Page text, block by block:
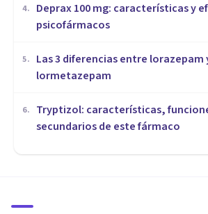
4.
Deprax 100 mg: características y
psicofármacos
5.
Las 3 diferencias entre lorazepam
lormetazepam
6.
Tryptizol: características,
secundarios de este fármaco
Donepezilo: usos,